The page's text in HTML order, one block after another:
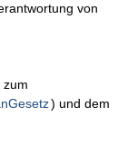
von
zum
) und dem